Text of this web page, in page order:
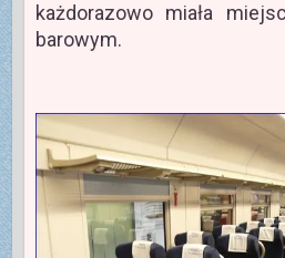
każdorazowo miała
barowym.